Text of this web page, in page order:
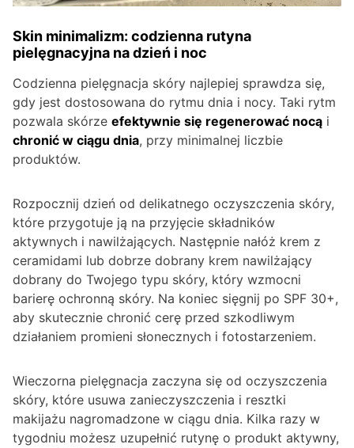
Skin minimalizm: codzienna rutyna
pielęgnacyjna na dzień i noc
Codzienna pielęgnacja skóry najlepiej sprawdza się,
gdy jest dostosowana do rytmu dnia i nocy. Taki rytm
pozwala skórze efektywnie się regenerować nocą i
chronić w ciągu dnia, przy minimalnej liczbie
produktów.
Rozpocznij dzień od delikatnego oczyszczenia skóry,
które przygotuje ją na przyjęcie składników
aktywnych i nawilżających. Następnie nałóż krem z
ceramidami lub dobrze dobrany krem nawilżający
dobrany do Twojego typu skóry, który wzmocni
barierę ochronną skóry. Na koniec sięgnij po SPF 30+,
aby skutecznie chronić cerę przed szkodliwym
działaniem promieni słonecznych i fotostarzeniem.
Wieczorna pielęgnacja zaczyna się od oczyszczenia
skóry, które usuwa zanieczyszczenia i resztki
makijażu nagromadzone w ciągu dnia. Kilka razy w
tygodniu możesz uzupełnić rutynę o produkt aktywny,